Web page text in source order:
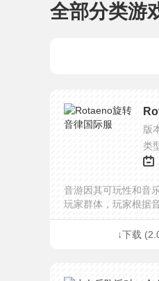
全部分类游
版
类
音游因其可玩性和音
玩家群体，玩家根据
给出的指示做出制定
玩家的手速和反应力
↓下载